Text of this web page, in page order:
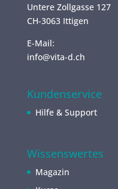
Untere Zollgasse 127
CH-3063 Ittigen
E-Mail:
info@vita-d.ch
Kundenservice
Hilfe & Support
Wissenswertes
Magazin